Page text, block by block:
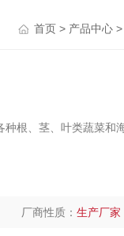
首页 > 产品中心 >
根、茎、叶类蔬菜和
厂商性质：生产厂家